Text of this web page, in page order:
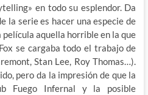
en todo su esplendor. Da
la serie es hacer una especie de
aquella horrible en la que
se cargaba todo el trabajo de
Stan Lee, Roy Thomas…).
pero da la impresión de que la
Fuego Infernal y la posible